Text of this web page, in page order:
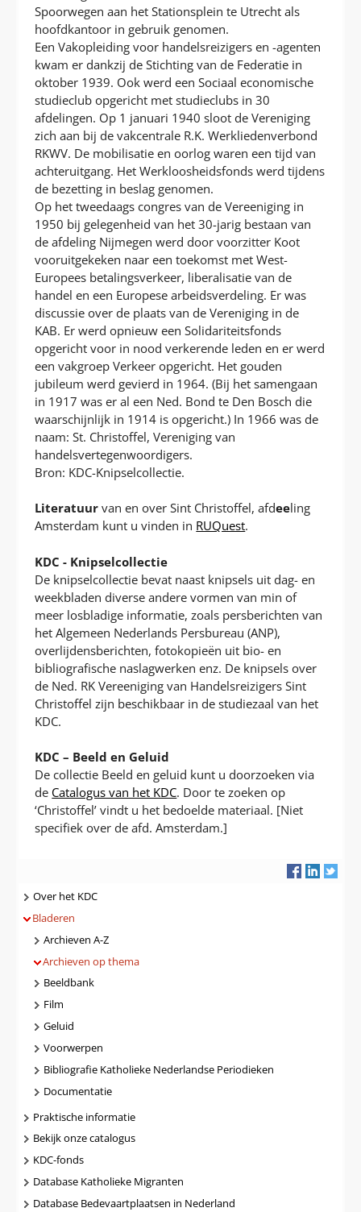
Spoorwegen aan het Stationsplein te Utrecht als
hoofdkantoor in gebruik genomen.
Een Vakopleiding voor handelsreizigers en -agenten
kwam er dankzij de Stichting van de Federatie in
oktober 1939. Ook werd een Sociaal economische
studieclub opgericht met studieclubs in 30
afdelingen. Op 1 januari 1940 sloot de Vereniging
zich aan bij de vakcentrale R.K. Werkliedenverbond
RKWV. De mobilisatie en oorlog waren een tijd van
achteruitgang. Het Werkloosheidsfonds werd tijdens
de bezetting in beslag genomen.
Op het tweedaags congres van de Vereeniging in
1950 bij gelegenheid van het 30-jarig bestaan van
de afdeling Nijmegen werd door voorzitter Koot
vooruitgekeken naar een toekomst met West-
Europees betalingsverkeer, liberalisatie van de
handel en een Europese arbeidsverdeling. Er was
discussie over de plaats van de Vereniging in de
KAB. Er werd opnieuw een Solidariteitsfonds
opgericht voor in nood verkerende leden en er werd
een vakgroep Verkeer opgericht. Het gouden
jubileum werd gevierd in 1964. (Bij het samengaan
in 1917 was er al een Ned. Bond te Den Bosch die
waarschijnlijk in 1914 is opgericht.) In 1966 was de
naam: St. Christoffel, Vereniging van
handelsvertegenwoordigers.
Bron: KDC-Knipselcollectie.
Literatuur van en over Sint Christoffel, afdeeling
Amsterdam kunt u vinden in RUQuest.
KDC - Knipselcollectie
De knipselcollectie bevat naast knipsels uit dag- en
weekbladen diverse andere vormen van min of
meer losbladige informatie, zoals persberichten van
het Algemeen Nederlands Persbureau (ANP),
overlijdensberichten, fotokopieën uit bio- en
bibliografische naslagwerken enz. De knipsels over
de Ned. RK Vereeniging van Handelsreizigers Sint
Christoffel zijn beschikbaar in de studiezaal van het
KDC.
KDC – Beeld en Geluid
De collectie Beeld en geluid kunt u doorzoeken via
de Catalogus van het KDC. Door te zoeken op
‘Christoffel’ vindt u het bedoelde materiaal. [Niet
specifiek over de afd. Amsterdam.]
Navigatie
Over het KDC
Bladeren
Archieven A-Z
Archieven op thema
Beeldbank
Film
Geluid
Voorwerpen
Bibliografie Katholieke Nederlandse Periodieken
Documentatie
Praktische informatie
Bekijk onze catalogus
KDC-fonds
Database Katholieke Migranten
Database Bedevaartplaatsen in Nederland